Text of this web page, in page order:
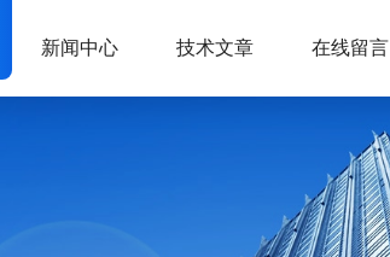
新闻中心 技术文章 在线留言